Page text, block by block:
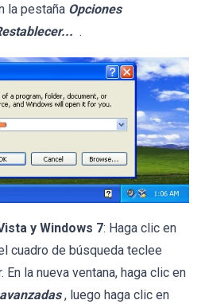
la pestaña Opciones
.
y Windows 7: Haga clic en
cuadro de búsqueda teclee
En la nueva ventana, haga clic en
, luego haga clic en